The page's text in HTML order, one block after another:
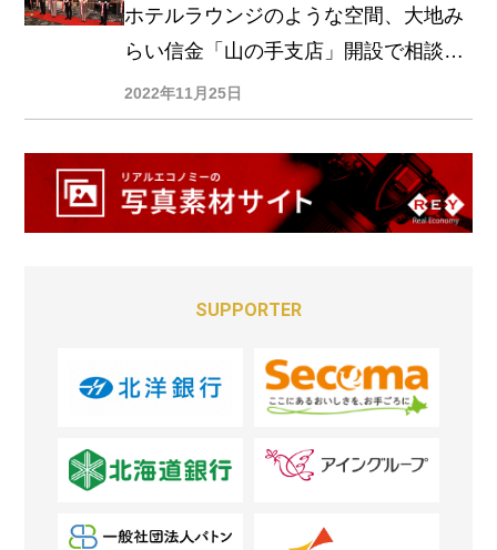
ホテルラウンジのような空間、大地み
らい信金「山の手支店」開設で相談業
務を深掘り
2022年11月25日
SUPPORTER